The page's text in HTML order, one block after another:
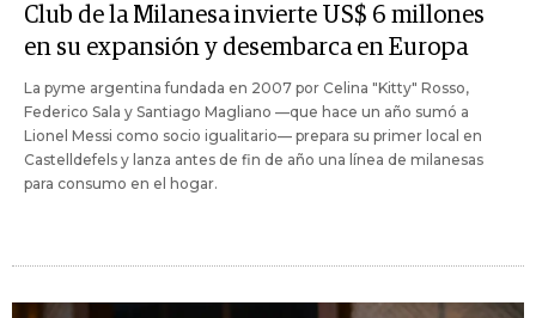
Club de la Milanesa invierte US$ 6 millones
en su expansión y desembarca en Europa
La pyme argentina fundada en 2007 por Celina "Kitty" Rosso,
Federico Sala y Santiago Magliano —que hace un año sumó a
Lionel Messi como socio igualitario— prepara su primer local en
Castelldefels y lanza antes de fin de año una línea de milanesas
para consumo en el hogar.